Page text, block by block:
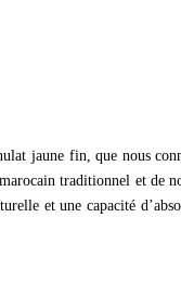
jaune fin, que nous
traditionnel et de
et une capacité